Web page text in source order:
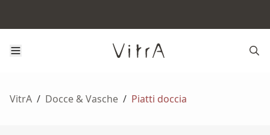
VitrA / Docce & Vasche / Piatti doccia